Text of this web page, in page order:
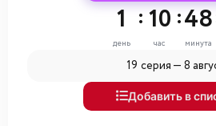
1
день
:10
час
:48
минута
19 серия — 8
Добавить в